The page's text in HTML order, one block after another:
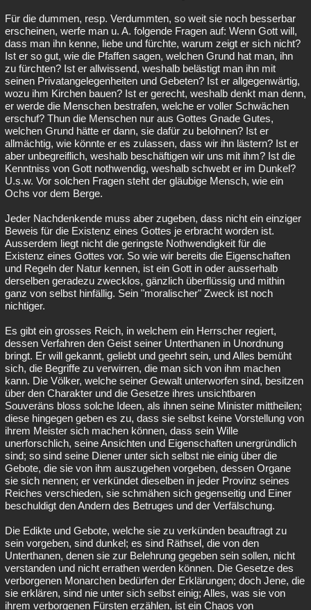
Für die dummen, resp. Verdummten, so weit sie noch besserbar
erscheinen, werfe man u. A. folgende Fragen auf: Wenn Gott will,
dass man ihn kenne, liebe und fürchte, warum zeigt er sich nicht?
Ist er so gut, wie die Pfaffen sagen, welchen Grund hat man, ihn
zu fürchten? Ist er allwissend, weshalb belästigt man ihn mit
seinen Privatangelegenheiten und Gebeten? Ist er allgegenwärtig,
wozu ihm Kirchen bauen? Ist er gerecht, weshalb denkt man denn,
er werde die Menschen bestrafen, welche er voller Schwächen
erschuf? Thun die Menschen nur aus Gottes Gnade Gutes,
welchen Grund hätte er dann, sie dafür zu belohnen? Ist er
allmächtig, wie könnte er es zulassen, dass wir ihn lästern? Ist er
aber unbegreiflich, weshalb beschäftigen wir uns mit ihm? Ist die
Kenntniss von Gott nothwendig, weshalb schwebt er im Dunkel?
U.s.w. Vor solchen Fragen steht der gläubige Mensch, wie ein
Ochs vor dem Berge.
Jeder Nachdenkende muss aber zugeben, dass nicht ein einziger
Beweis für die Existenz eines Gottes je erbracht worden ist.
Ausserdem liegt nicht die geringste Nothwendigkeit für die
Existenz eines Gottes vor. So wie wir bereits die Eigenschaften
und Regeln der Natur kennen, ist ein Gott in oder ausserhalb
derselben geradezu zwecklos, gänzlich überflüssig und mithin
ganz von selbst hinfällig. Sein "moralischer" Zweck ist noch
nichtiger.
Es gibt ein grosses Reich, in welchem ein Herrscher regiert,
dessen Verfahren den Geist seiner Unterthanen in Unordnung
bringt. Er will gekannt, geliebt und geehrt sein, und Alles bemüht
sich, die Begriffe zu verwirren, die man sich von ihm machen
kann. Die Völker, welche seiner Gewalt unterworfen sind, besitzen
über den Charakter und die Gesetze ihres unsichtbaren
Souveräns bloss solche Ideen, als ihnen seine Minister mittheilen;
diese hingegen geben es zu, dass sie selbst keine Vorstellung von
ihrem Meister sich machen können, dass sein Wille
unerforschlich, seine Ansichten und Eigenschaften unergründlich
sind; so sind seine Diener unter sich selbst nie einig über die
Gebote, die sie von ihm auszugehen vorgeben, dessen Organe
sie sich nennen; er verkündet dieselben in jeder Provinz seines
Reiches verschieden, sie schmähen sich gegenseitig und Einer
beschuldigt den Andern des Betruges und der Verfälschung.
Die Edikte und Gebote, welche sie zu verkünden beauftragt zu
sein vorgeben, sind dunkel; es sind Räthsel, die von den
Unterthanen, denen sie zur Belehrung gegeben sein sollen, nicht
verstanden und nicht errathen werden können. Die Gesetze des
verborgenen Monarchen bedürfen der Erklärungen; doch Jene, die
sie erklären, sind nie unter sich selbst einig; Alles, was sie von
ihrem verborgenen Fürsten erzählen, ist ein Chaos von